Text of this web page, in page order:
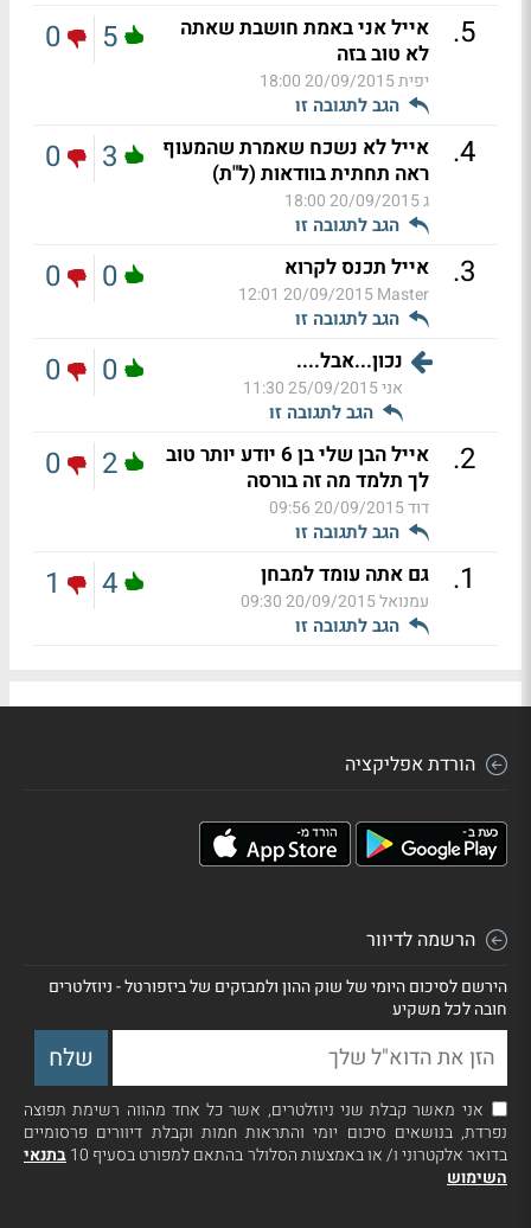
5
.
אייל אני באמת חושבת שאתה
לא טוב בזה
יפית20/09/2015 18:00
הגב לתגובה זו
5
0
4
.
אייל לא נשכח שאמרת שהמעוף
ראה תחתית בוודאות (ל"ת)
ג20/09/2015 18:00
הגב לתגובה זו
3
0
3
. אייל תכנס לקרוא
Master
20/09/2015 12:01
הגב לתגובה זו
0
0
נכון...אבל....
אני25/09/2015 11:30
הגב לתגובה זו
0
0
2
.
אייל הבן שלי בן 6 יודע יותר טוב
לך תלמד מה זה בורסה
דוד20/09/2015 09:56
הגב לתגובה זו
2
0
1
. גם אתה עומד למבחן
עמנואל20/09/2015 09:30
הגב לתגובה זו
4
1
הורדת אפליקציה
הרשמה לדיוור
הירשם לסיכום היומי של שוק ההון ולמבזקים של ביזפורטל - ניוזלטרים
חובה לכל משקיע
אני מאשר קבלת שני ניוזלטרים, אשר כל אחד מהווה רשימת תפוצה
נפרדת, בנושאים סיכום יומי והתראות חמות וקבלת דיוורים פרסומיים
בדואר אלקטרוני ו/ או באמצעות הסלולר בהתאם למפורט בסעיף 10
בתנאי
השימוש